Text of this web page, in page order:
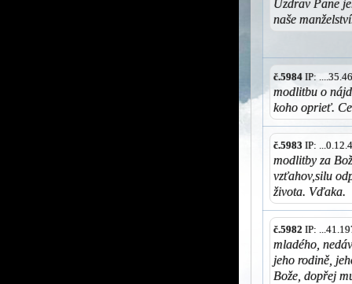
Uzdrav Pane
naše
č.5984 IP:
modlitbu o
koho oprieť.
č.5983 IP:
modlitby za
vzťahov,silu
života. Vďaka.
č.5982 IP:
mladého,
jeho rodině,
Bože, dopřej